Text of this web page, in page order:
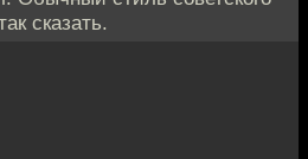
сказать.